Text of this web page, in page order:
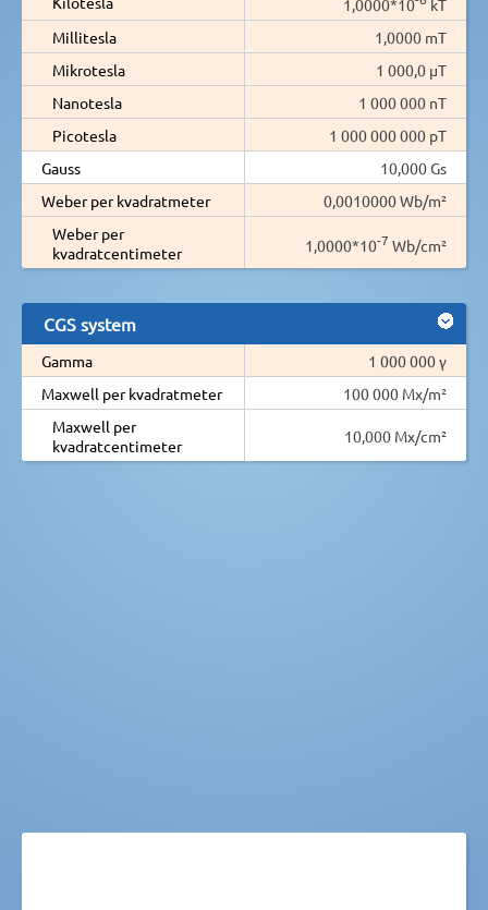
1,0000*10
kT
Millitesla
1,0000 mT
Mikrotesla
1 000,0 µT
Nanotesla
1 000 000 nT
Picotesla
1 000 000 000 pT
Gauss
10,000 Gs
Weber per kvadratmeter
0,0010000 Wb/m²
Weber per
kvadratcentimeter
1,0000*10-7 Wb/cm²
CGS system
Gamma
1 000 000 γ
Maxwell per kvadratmeter
100 000 Mx/m²
Maxwell per
kvadratcentimeter
10,000 Mx/cm²